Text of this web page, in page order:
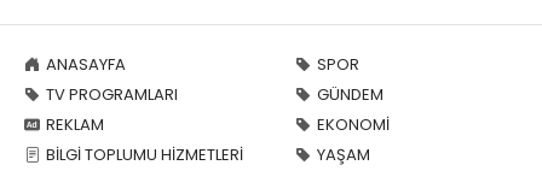
ANASAYFA
TV PROGRAMLARI
REKLAM
BİLGİ TOPLUMU HİZMETLERİ
SPOR
GÜNDEM
EKONOMİ
YAŞAM